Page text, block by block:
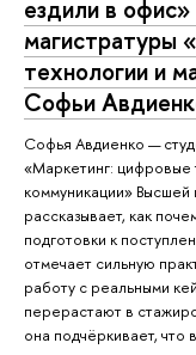
ездили в
магистратуры
технологии и
Софьи
Софья Авдиенко —
«Маркетинг: цифровые
коммуникации»
рассказывает, как
подготовки к
отмечает сильную
работу с реальными
перерастают в
она подчёркивает, что